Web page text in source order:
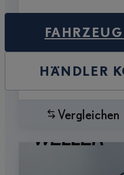
HÄNDLER
Vergleichen